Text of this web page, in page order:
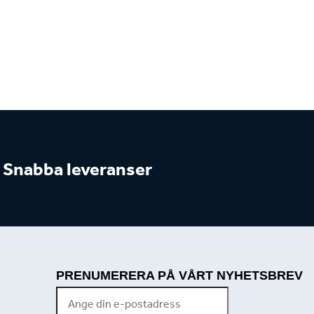
Snabba leveranser
PRENUMERERA PÅ VÅRT NYHETSBREV